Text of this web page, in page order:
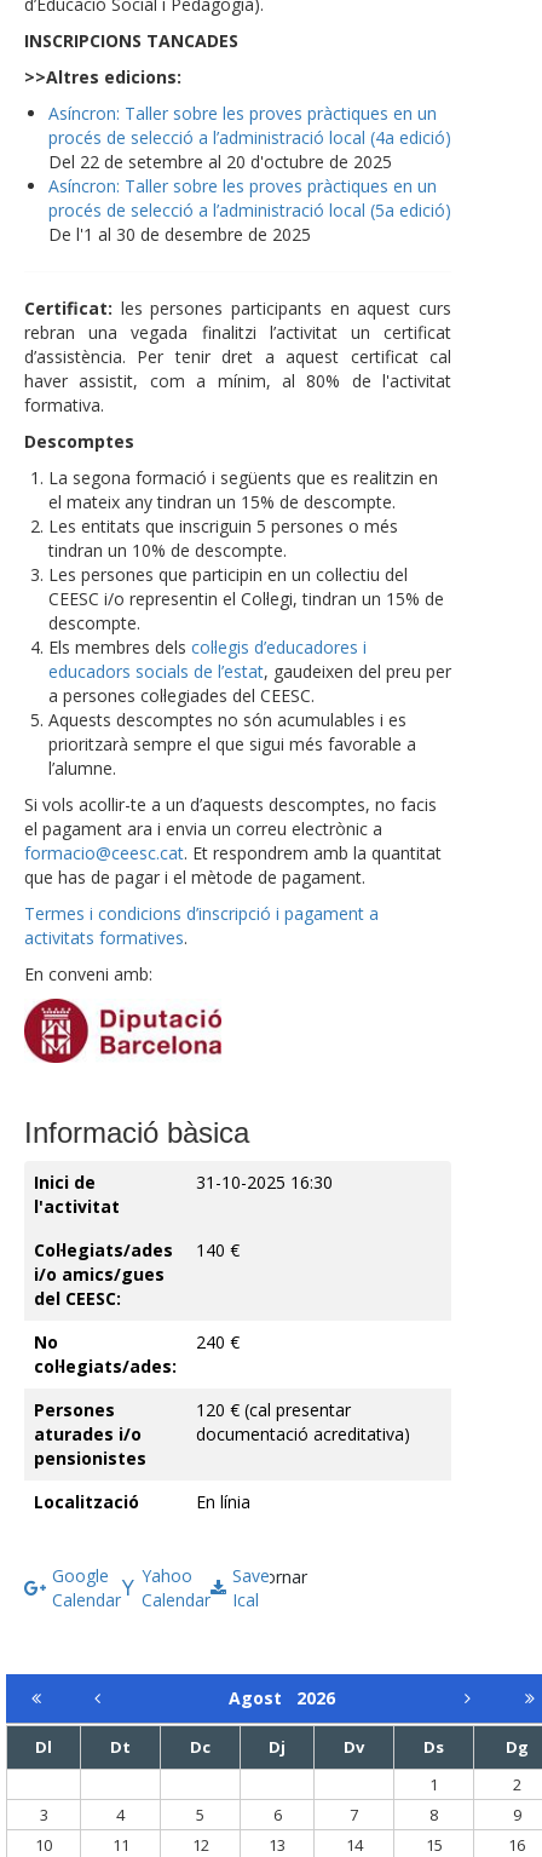
INSCRIPCIONS TANCADES
>>Altres edicions:
Asíncron: Taller sobre les proves pràctiques en un
procés de selecció a l’administració local (4a edició)
Del 22 de setembre al 20 d'octubre de 2025
Asíncron: Taller sobre les proves pràctiques en un
procés de selecció a l’administració local (5a edició)
De l'1 al 30 de desembre de 2025
Certificat: les persones participants en aquest curs
rebran una vegada finalitzi l’activitat un certificat
d’assistència. Per tenir dret a aquest certificat cal
haver assistit, com a mínim, al 80% de l'activitat
formativa.
Descomptes
La segona formació i següents que es realitzin en
el mateix any tindran un 15% de descompte.
Les entitats que inscriguin 5 persones o més
tindran un 10% de descompte.
Les persones que participin en un col·lectiu del
CEESC i/o representin el Col·legi, tindran un 15% de
descompte.
Els membres dels col·legis d’educadores i
educadors socials de l’estat, gaudeixen del preu per
a persones col·legiades del CEESC.
Aquests descomptes no són acumulables i es
prioritzarà sempre el que sigui més favorable a
l’alumne.
Si vols acollir-te a un d’aquests descomptes, no facis
el pagament ara i envia un correu electrònic a
formacio@ceesc.cat. Et respondrem amb la quantitat
que has de pagar i el mètode de pagament.
Termes i condicions d’inscripció i pagament a
activitats formatives.
En conveni amb:
Informació bàsica
Inici de
l'activitat
31-10-2025 16:30
Col·legiats/ades
i/o amics/gues
del CEESC:
140 €
No
col·legiats/ades:
240 €
Persones
aturades i/o
pensionistes
120 € (cal presentar
documentació acreditativa)
Localització En línia
Google
Calendar
Yahoo
Calendar
Save
Ical
Tornar
Agost 2026
Dl Dt Dc Dj Dv Ds
Dg
1
2
3
4 5 6 7 8
9
10
11 12 13 14 15
16